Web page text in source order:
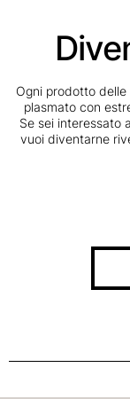
Ogni prodotto
plasmato con
Se sei interessato
vuoi diventarne